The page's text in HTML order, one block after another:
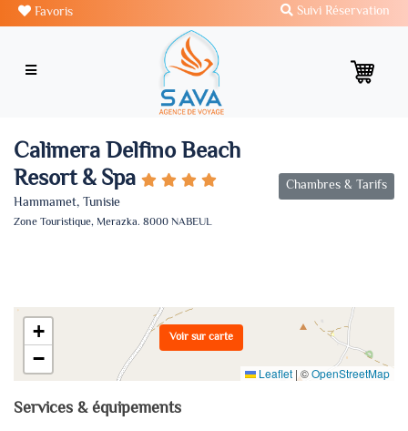
Favoris Suivi Réservation
Calimera Delfino Beach
Resort & Spa
Hammamet, Tunisie
Zone Touristique, Merazka. 8000 NABEUL
Chambres & Tarifs
+
−
Leaflet |©OpenStreetMap
Voir sur carte
Services & équipements